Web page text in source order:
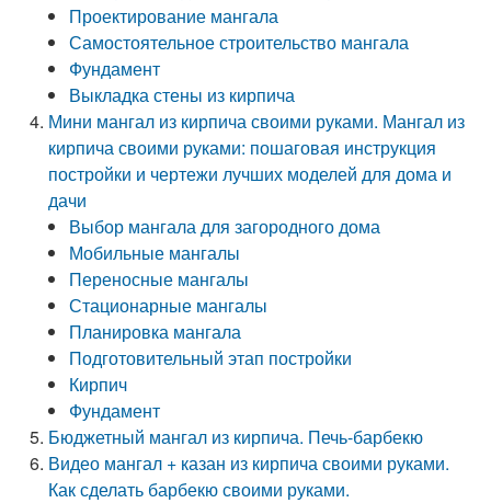
Проектирование мангала
Самостоятельное строительство мангала
Фундамент
Выкладка стены из кирпича
Мини мангал из кирпича своими руками. Мангал из
кирпича своими руками: пошаговая инструкция
постройки и чертежи лучших моделей для дома и
дачи
Выбор мангала для загородного дома
Мобильные мангалы
Переносные мангалы
Стационарные мангалы
Планировка мангала
Подготовительный этап постройки
Кирпич
Фундамент
Бюджетный мангал из кирпича. Печь-барбекю
Видео мангал + казан из кирпича своими руками.
Как сделать барбекю своими руками.